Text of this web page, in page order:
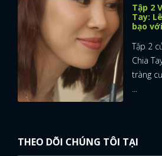
Tập 2
Tay:
bạo
Tập 2
Chia
tràng
...
THEO DÕI CHÚNG TÔI TẠI